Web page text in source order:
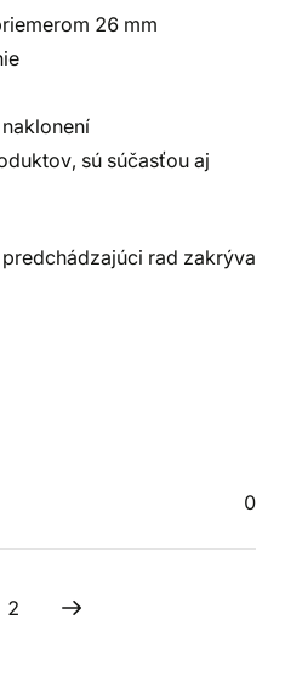
26 mm
sú súčasťou aj
rad zakrýva
0
2